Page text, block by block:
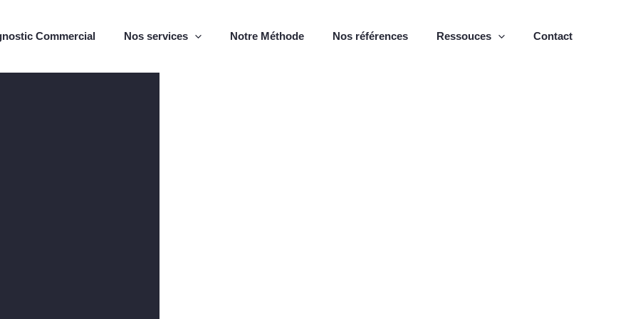
Commercial Nos services Notre Méthode Nos références Ressouces Contact